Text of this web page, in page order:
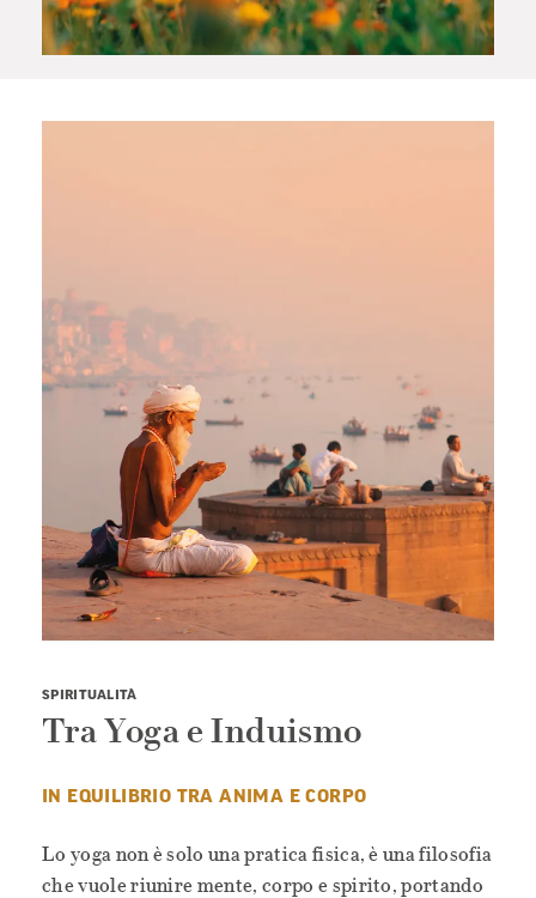
SPIRITUALITÀ
Tra Yoga e Induismo
IN EQUILIBRIO TRA ANIMA E CORPO
Lo yoga non è solo una pratica fisica, è una filosofia
che vuole riunire mente, corpo e spirito, portando